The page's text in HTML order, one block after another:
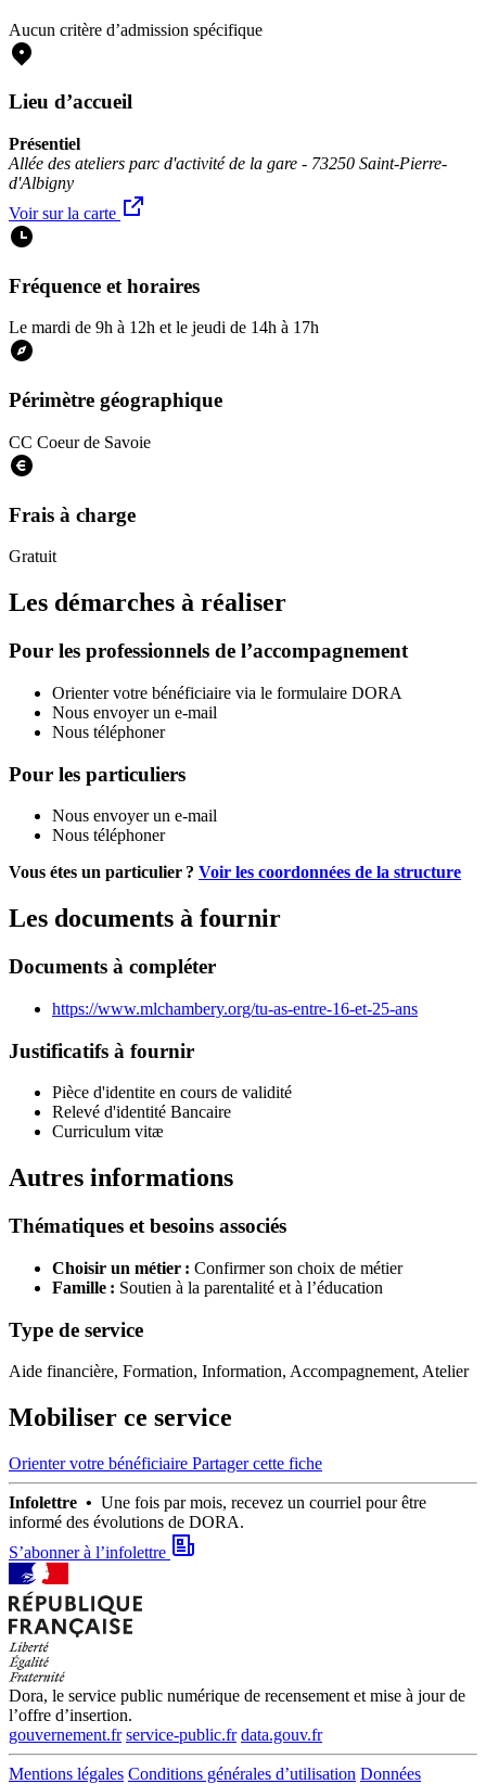
Aucun critère d’admission spécifique
Lieu d’accueil
Présentiel
Allée des ateliers parc d'activité de la gare - 73250 Saint-Pierre-
d'Albigny
Voir sur la carte
Fréquence et horaires
Le mardi de 9h à 12h et le jeudi de 14h à 17h
Périmètre géographique
CC Coeur de Savoie
Frais à charge
Gratuit
Les démarches à réaliser
Pour les professionnels de l’accompagnement
Orienter votre bénéficiaire via le formulaire DORA
Nous envoyer un e-mail
Nous téléphoner
Pour les particuliers
Nous envoyer un e-mail
Nous téléphoner
Vous étes un particulier ? Voir les coordonnées de la structure
Les documents à fournir
Documents à compléter
https://www.mlchambery.org/tu-as-entre-16-et-25-ans
Justificatifs à fournir
Pièce d'identite en cours de validité
Relevé d'identité Bancaire
Curriculum vitæ
Autres informations
Thématiques et besoins associés
Choisir un métier : Confirmer son choix de métier
Famille : Soutien à la parentalité et à l’éducation
Type de service
Aide financière, Formation, Information, Accompagnement, Atelier
Mobiliser ce service
Orienter votre bénéficiaire Partager cette fiche
Infolettre • Une fois par mois, recevez un courriel pour être
informé des évolutions de DORA.
S’abonner à l’infolettre
Dora, le service public numérique de recensement et mise à jour de
l’offre d’insertion.
gouvernement.fr service-public.fr data.gouv.fr
Mentions légales Conditions générales d’utilisation Données